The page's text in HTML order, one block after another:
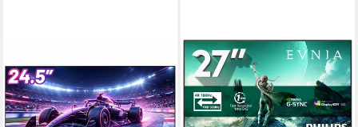
24.5 Zoll, FHD 1080p, Fast
IPS Panel, 200Hz Gaming-
Monitor
PHILIPS
27M2N3800A LED-Monitor
69 cm/ 27 Zoll
Diagonale
3840 x 2160 px, 4K Ultra HD Auflösung
1 ms Reaktionszeit